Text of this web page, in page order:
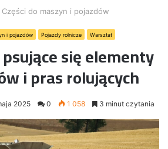
Części do maszyn i pojazdów
i pojazdów Pojazdy rolnicze Warsztat
się elementy
i pras rolujących
2025 0 1 058 3 minut czytania